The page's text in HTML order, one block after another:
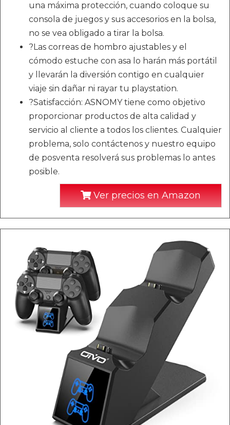
una máxima protección, cuando coloque su
consola de juegos y sus accesorios en la bolsa,
no se vea obligado a tirar la bolsa.
?Las correas de hombro ajustables y el
cómodo estuche con asa lo harán más portátil
y llevarán la diversión contigo en cualquier
viaje sin dañar ni rayar tu playstation.
?Satisfacción: ASNOMY tiene como objetivo
proporcionar productos de alta calidad y
servicio al cliente a todos los clientes. Cualquier
problema, solo contáctenos y nuestro equipo
de posventa resolverá sus problemas lo antes
posible.
Ver precios en Amazon